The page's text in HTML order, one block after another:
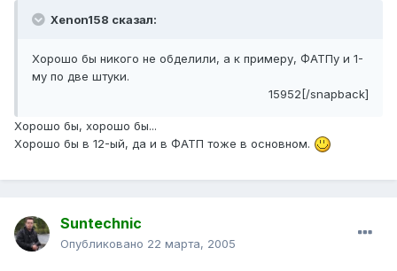
Xenon158 сказал:
Хорошо бы никого не обделили, а к примеру, ФАТПу и 1-
му по две штуки.
15952[/snapback]
Хорошо бы, хорошо бы...
Хорошо бы в 12-ый, да и в ФАТП тоже в основном.
Suntechnic
Опубликовано 22 марта, 2005